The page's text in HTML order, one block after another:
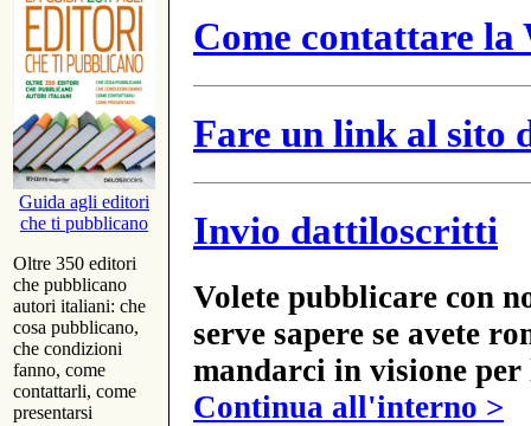
Guida agli editori
che ti pubblicano
Oltre 350 editori
che pubblicano
autori italiani: che
cosa pubblicano,
che condizioni
fanno, come
contattarli, come
presentarsi
Come contattare
Fare un link al sito
Invio dattiloscritti
Volete pubblicare con
serve sapere se avete
mandarci in visione
Continua all'interno >